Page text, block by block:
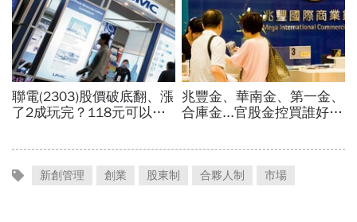
新創管理 創業 股東制 合夥人制 市場